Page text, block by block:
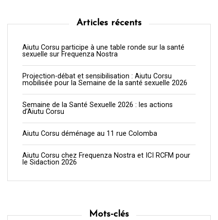
Articles récents
Aiutu Corsu participe à une table ronde sur la santé
sexuelle sur Frequenza Nostra
Projection-débat et sensibilisation : Aiutu Corsu
mobilisée pour la Semaine de la santé sexuelle 2026
Semaine de la Santé Sexuelle 2026 : les actions
d’Aiutu Corsu
Aiutu Corsu déménage au 11 rue Colomba
Aiutu Corsu chez Frequenza Nostra et ICI RCFM pour
le Sidaction 2026
Mots-clés